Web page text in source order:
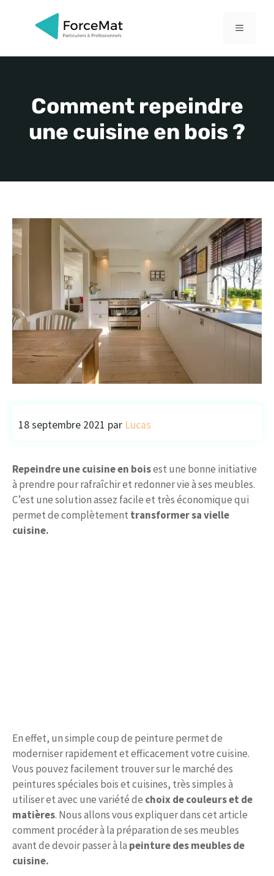
MENU
Comment repeindre
une cuisine en bois ?
18 septembre 2021 par Lucas
Repeindre une cuisine en boisest une bonne initiative
à prendre pour rafraîchir et redonner vie à ses meubles.
C’est une solution assez facile et très économique qui
permet de complètement transformer sa vielle
cuisine.
En effet, un simple coup de peinture permet de
moderniser rapidement et efficacement votre cuisine.
Vous pouvez facilement trouver sur le marché des
peintures spéciales bois et cuisines, très simples à
utiliser et avec une variété de choix de couleurs et de
matières. Nous allons vous expliquer dans cet article
comment procéder à la préparation de ses meubles
avant de devoir passer à la peinture des meubles de
cuisine.